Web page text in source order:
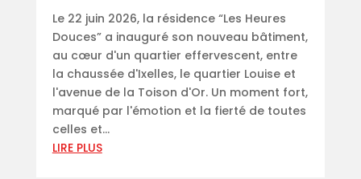
Le 22 juin 2026, la résidence “Les Heures
Douces” a inauguré son nouveau bâtiment,
au cœur d'un quartier effervescent, entre
la chaussée d'Ixelles, le quartier Louise et
l'avenue de la Toison d'Or. Un moment fort,
marqué par l'émotion et la fierté de toutes
celles et...
LIRE PLUS